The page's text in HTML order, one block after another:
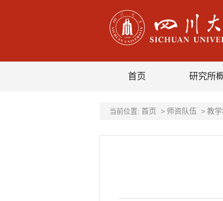
首页 研究所
当前位置: 首页 > 师资队伍 > 教